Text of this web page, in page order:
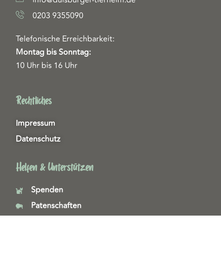
0203 9355090
Telefonische Erreichbarkeit:
Montag bis Sonntag:
10 Uhr bis 16 Uhr
Rechtliches
Impressum
Datenschutz
Helfen & Unterstützen
Spenden
Patenschaften